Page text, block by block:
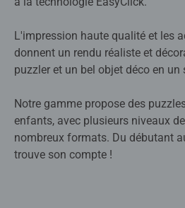
L'impression haute qualité et les
donnent un rendu réaliste et
puzzler et un bel objet déco en un
Notre gamme propose des
enfants, avec plusieurs niveaux
nombreux formats. Du débutant
trouve son compte !